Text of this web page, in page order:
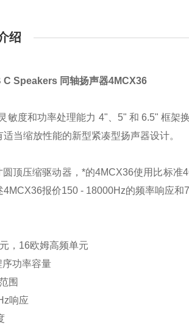
绍
C Speakers 同轴扬声器4MCX36
敏度和功率处理能力 4"、5" 和 6.5" 框架
适当缩放性能的新型紧凑型扬声器设计。
圆顶压缩驱动器，*的4MCX36使用比标
4MCX36报价150 - 18000Hz的频率响应和
，16欧姆高频单元
序功率容量
围
响应